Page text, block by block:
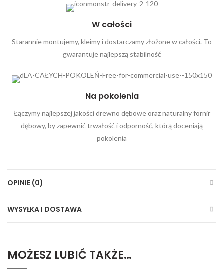
W całości
Starannie montujemy, kleimy i dostarczamy złożone w całości. To
gwarantuje najlepszą stabilność
Na pokolenia
Łączymy najlepszej jakości drewno dębowe oraz naturalny fornir
dębowy, by zapewnić trwałość i odporność, którą doceniają
pokolenia
OPINIE (0)
WYSYŁKA I DOSTAWA
MOŻESZ LUBIĆ TAKŻE…